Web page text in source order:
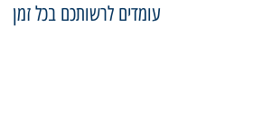
עומדים לרשותכם בכל זמן